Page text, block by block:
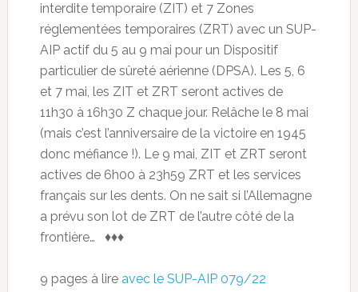
interdite temporaire (ZIT) et 7 Zones
réglementées temporaires (ZRT) avec un SUP-
AIP actif du 5 au 9 mai pour un Dispositif
particulier de sûreté aérienne (DPSA). Les 5, 6
et 7 mai, les ZIT et ZRT seront actives de
11h30 à 16h30 Z chaque jour. Relâche le 8 mai
(mais c’est l’anniversaire de la victoire en 1945
donc méfiance !). Le 9 mai, ZIT et ZRT seront
actives de 6h00 à 23h59 ZRT et les services
français sur les dents. On ne sait si l’Allemagne
a prévu son lot de ZRT de l’autre côté de la
frontière… ♦♦♦
9 pages à lire avec le SUP-AIP 079/22